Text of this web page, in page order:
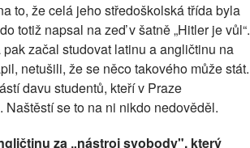
to, že celá jeho středoškolská třída byla
totiž napsal na zeď v šatně „Hitler je vůl“.
začal studovat latinu a angličtinu na
netušili, že se něco takového může stát.
davu studentů, kteří v Praze
se to na ni nikdo nedověděl.
za „nástroj svobody", který